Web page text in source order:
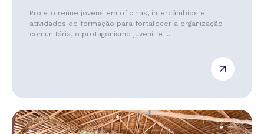
Projeto reúne jovens em oficinas, intercâmbios e
atividades de formação para fortalecer a organização
comunitária, o protagonismo juvenil e ...